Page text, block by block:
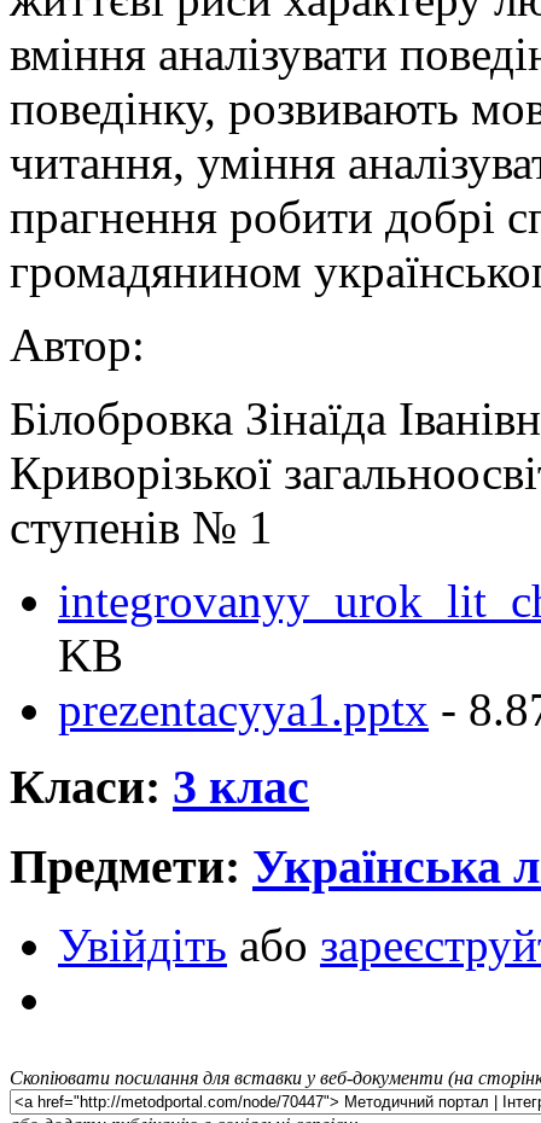
вміння аналізувати
поведінку, розвивають
читання, уміння
прагнення робити добрі
громадянином
Автор:
Білобровка Зінаїда
Криворізької
ступенів № 1
KB
prezentacyya1.pptx -
Класи: 3 клас
Предмети: Українська
Увійдіть або
Скопіювати посилання для вставки у веб-документи (на